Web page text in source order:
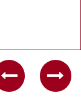
Previous